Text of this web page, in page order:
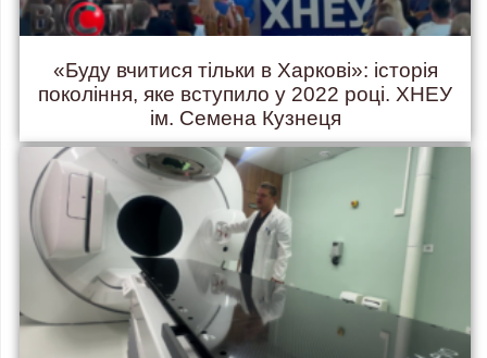
«Буду вчитися тільки в Харкові»: історія
покоління, яке вступило у 2022 році. ХНЕУ
ім. Семена Кузнеця